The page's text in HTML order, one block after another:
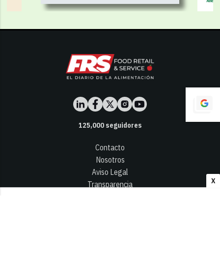
X
125,000seguidores
Contacto
Nosotros
Aviso Legal
Transparencia